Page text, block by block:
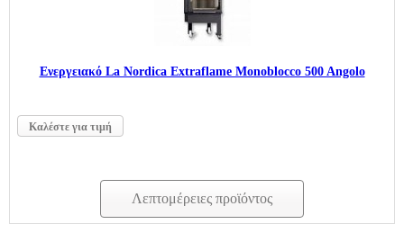
Ενεργειακό La Nordica Extraflame Monoblocco 500 Angolo
Καλέστε για τιμή
Λεπτομέρειες προϊόντος